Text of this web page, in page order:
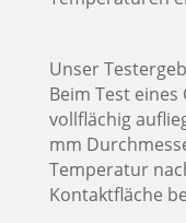
Unser
Beim Test
vollflächig
mm
Temperatur
Kontaktfläche